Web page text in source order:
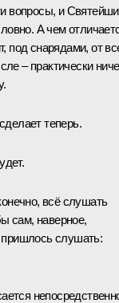
вопросы, и
А чем
под снарядами, от
– практически
теперь.
всё слушать
сам, наверное,
слушать: